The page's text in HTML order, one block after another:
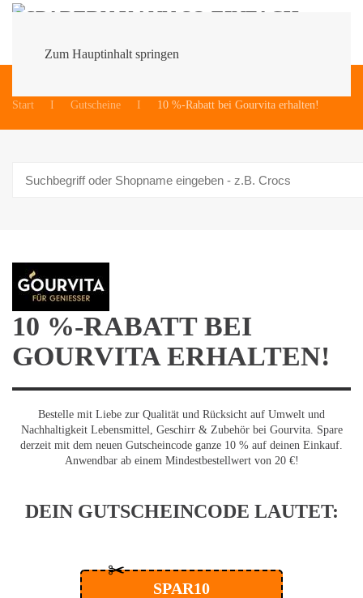
Zum Hauptinhalt springen
Start
Gutscheine 10 %-Rabatt bei Gourvita erhalten!
10 %-RABATT BEI
GOURVITA ERHALTEN!
Bestelle mit Liebe zur Qualität und Rücksicht auf Umwelt und
Nachhaltigkeit Lebensmittel, Geschirr & Zubehör bei Gourvita. Spare
derzeit mit dem neuen Gutscheincode ganze 10 % auf deinen Einkauf.
Anwendbar ab einem Mindestbestellwert von 20 €!
DEIN GUTSCHEINCODE LAUTET:
✂
SPAR10